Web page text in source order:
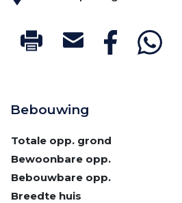
Bebouwing
Totale opp. grond
Bewoonbare opp.
Bebouwbare opp.
Breedte huis